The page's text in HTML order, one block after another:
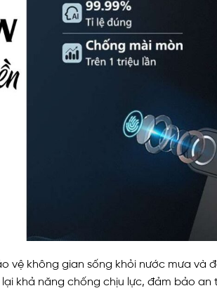
vệ không gian sống khỏi nước mưa và
khả năng chống chịu lực, đảm bảo